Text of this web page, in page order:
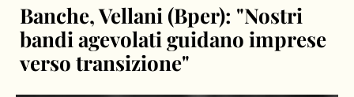
Banche, Vellani (Bper): "Nostri
bandi agevolati guidano imprese
verso transizione"